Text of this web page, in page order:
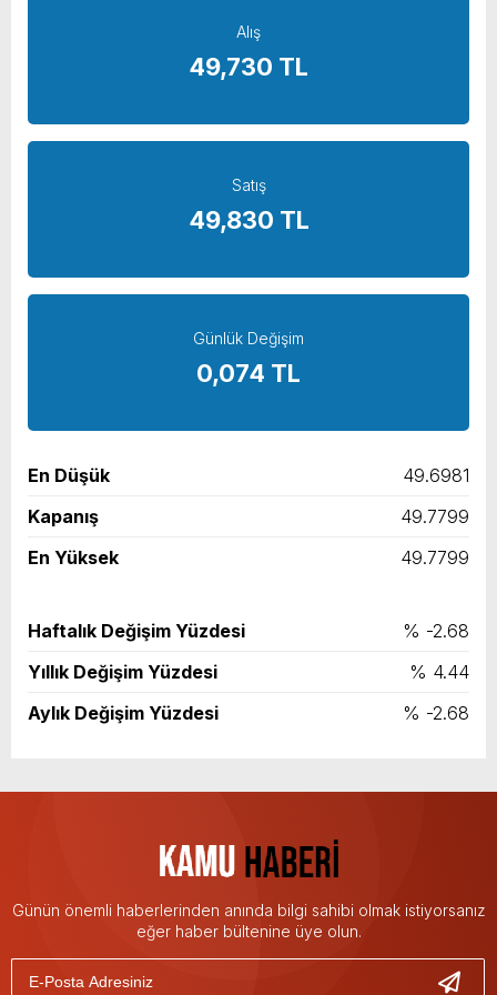
yeni özellikler belli olduAlış
49,730 TL
Satış
49,830 TL
Günlük Değişim
0,074 TL
En Düşük
49.6981
Kapanış
49.7799
En Yüksek
49.7799
Haftalık Değişim Yüzdesi
% -2.68
Yıllık Değişim Yüzdesi
% 4.44
Aylık Değişim Yüzdesi
% -2.68
Günün önemli haberlerinden anında bilgi sahibi olmak istiyorsanız
eğer haber bültenine üye olun.